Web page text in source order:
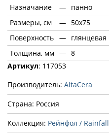
Назначание — панно
Размеры, см
— 50x75
Поверхность — глянцевая
Толщина, мм — 8
Артикул: 117053
Производитель: AltaCera
Страна: Россия
Коллекция: Рейнфол / Rainfall